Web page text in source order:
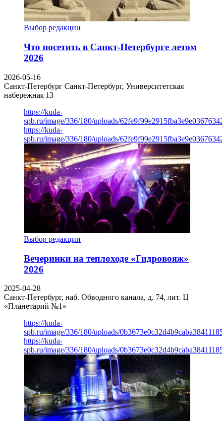
Выбор редакции
Что посетить в Санкт-Петербурге летом
2026
2026-05-16
Санкт-Петербург Санкт-Петербург, Университетская
набережная 13
https://kuda-
spb.ru/image/336/180/uploads/
https://kuda-
spb.ru/image/336/180/uploads/
Выбор редакции
Вечеринки на теплоходе «Гидровояж»
2026
2025-04-28
Санкт-Петербург, наб. Обводного канала, д. 74, лит. Ц
«Планетарий №1»
https://kuda-
spb.ru/image/336/180/uploads/
https://kuda-
spb.ru/image/336/180/uploads/